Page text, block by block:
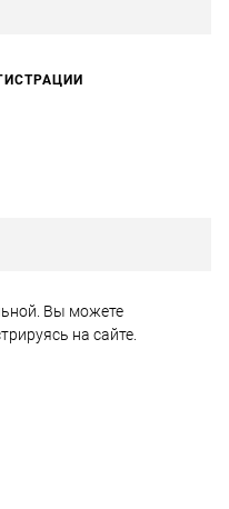
Вы можете
на сайте.